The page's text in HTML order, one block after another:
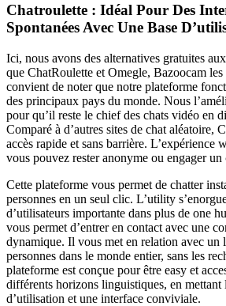
Chatroulette : Idéal Pour Des
Spontanées Avec Une Base
Ici, nous avons des alternatives gratuites
que ChatRoulette et Omegle, Bazoocam
convient de noter que notre plateforme
des principaux pays du monde. Nous
pour qu’il reste le chief des chats vidéo en
Comparé à d’autres sites de chat aléatoire,
accès rapide et sans barrière. L’expérience
vous pouvez rester anonyme ou engager un
Cette plateforme vous permet de chatter
personnes en un seul clic. L’utility
d’utilisateurs importante dans plus de one
vous permet d’entrer en contact avec une
dynamique. Il vous met en relation avec un
personnes dans le monde entier, sans les
plateforme est conçue pour être easy et
différents horizons linguistiques, en mettant
d’utilisation et une interface conviviale.